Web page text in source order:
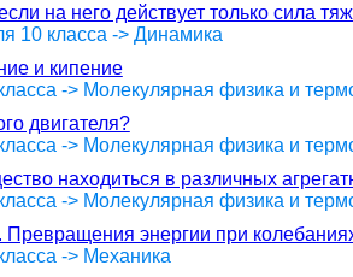
на него действует только сила
10 класса -> Динамика
и кипение
-> Молекулярная физика и
двигателя?
-> Молекулярная физика и
находиться в различных
-> Молекулярная физика и
энергии при
-> Механика